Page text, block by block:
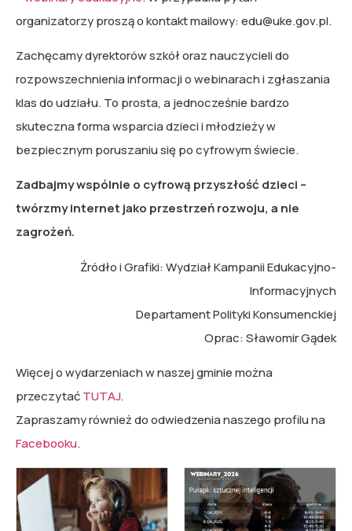
organizatorzy proszą o kontakt mailowy:edu@uke.gov.pl.
Zachęcamy dyrektorów szkół oraz nauczycieli do
rozpowszechnienia informacji o webinarach i zgłaszania
klas do udziału. To prosta, a jednocześnie bardzo
skuteczna forma wsparcia dzieci i młodzieży w
bezpiecznym poruszaniu się po cyfrowym świecie.
Zadbajmy wspólnie o cyfrową przyszłość dzieci –
twórzmy internet jako przestrzeń rozwoju, a nie
zagrożeń.
Źródło i Grafiki: Wydział Kampanii Edukacyjno-
Informacyjnych
Departament Polityki Konsumenckiej
Oprac: Sławomir Gądek
Więcej o wydarzeniach w naszej gminie można
przeczytaćTUTAJ.
Zapraszamy również do odwiedzenia naszego profilu na
Facebooku.